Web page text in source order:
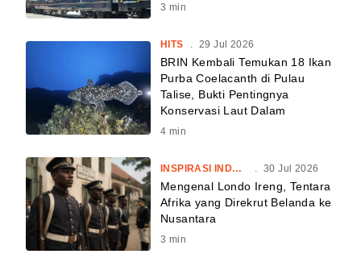
3 min
HITS 29 Jul 2026
BRIN Kembali Temukan 18 Ikan
Purba Coelacanth di Pulau
Talise, Bukti Pentingnya
Konservasi Laut Dalam
4 min
INSPIRASI INDONESIA . 30 Jul 2026
Mengenal Londo Ireng, Tentara
Afrika yang Direkrut Belanda ke
Nusantara
3 min